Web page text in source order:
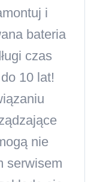
i
bateria
czas
10 lat!
nie
serwisem